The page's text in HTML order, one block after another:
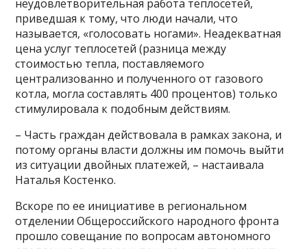
неудовлетворительная работа теплосетей,
приведшая к тому, что люди начали, что
называется, «голосовать ногами». Неадекватная
цена услуг теплосетей (разница между
стоимостью тепла, поставляемого
централизованно и полученного от газового
котла, могла составлять 400 процентов) только
стимулировала к подобным действиям.
– Часть граждан действовала в рамках закона, и
потому органы власти должны им помочь выйти
из ситуации двойных платежей, – настаивала
Наталья Костенко.
Вскоре по ее инициативе в региональном
отделении Общероссийского народного фронта
прошло совещание по вопросам автономного